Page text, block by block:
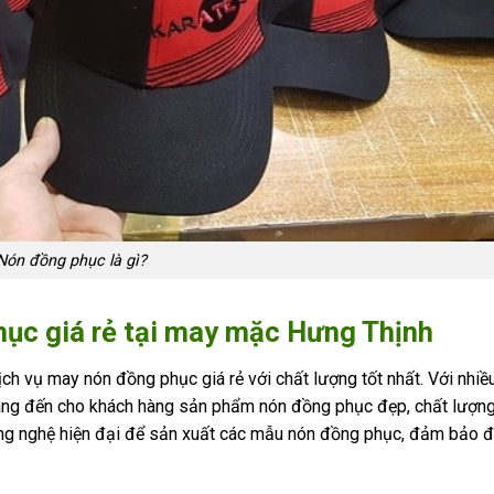
đồng phục là gì?
giá rẻ tại may mặc Hưng Thịnh
vụ may nón đồng phục giá rẻ với chất lượng tốt nhất. Với
đến cho khách hàng sản phẩm nón đồng phục đẹp, chất
nghệ hiện đại để sản xuất các mẫu nón đồng phục, đảm bảo